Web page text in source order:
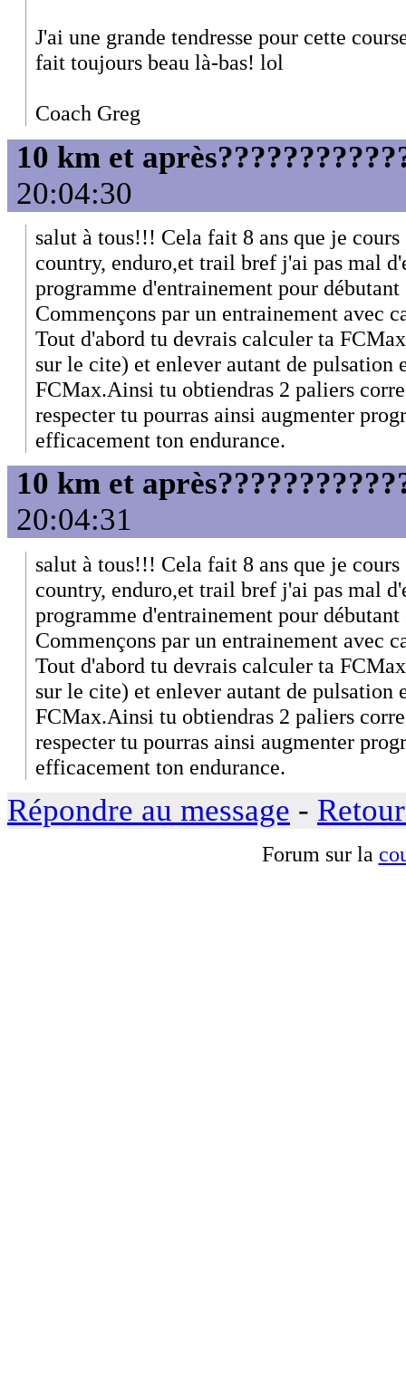
J'ai une grande tendresse pour cette
fait toujours beau là-bas! lol
Coach Greg
10 km et
20:04:30
salut à tous!!! Cela fait 8 ans que je
country, enduro,et trail bref j'ai pas mal
programme d'entrainement pour débutant
Commençons par un entrainement avec
Tout d'abord tu devrais calculer ta
sur le cite) et enlever autant de pulsation
FCMax.Ainsi tu obtiendras 2 paliers
respecter tu pourras ainsi augmenter
efficacement ton endurance.
10 km et
20:04:31
salut à tous!!! Cela fait 8 ans que je
country, enduro,et trail bref j'ai pas mal
programme d'entrainement pour débutant
Commençons par un entrainement avec
Tout d'abord tu devrais calculer ta
sur le cite) et enlever autant de pulsation
FCMax.Ainsi tu obtiendras 2 paliers
respecter tu pourras ainsi augmenter
efficacement ton endurance.
Répondre au message -
Forum sur la